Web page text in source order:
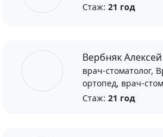
Стаж: 21 год
Вербняк
врач-стоматолог,
ортопед, врач-
Стаж: 21 год